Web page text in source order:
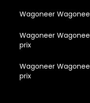
Wagoneer
Wagoneer
prix
Wagoneer
prix